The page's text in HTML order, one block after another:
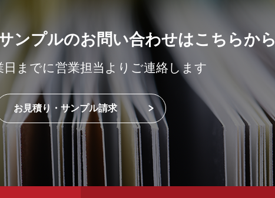
ンプルのお問い合わせはこちらから
までに営業担当よりご連絡します
お見積り・サンプル請求